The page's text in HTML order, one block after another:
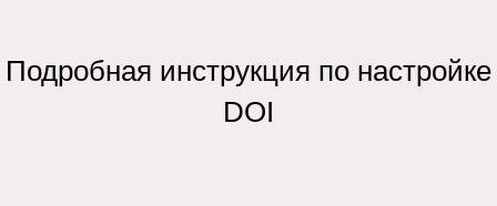
Подробная инструкция по настройке
DOI